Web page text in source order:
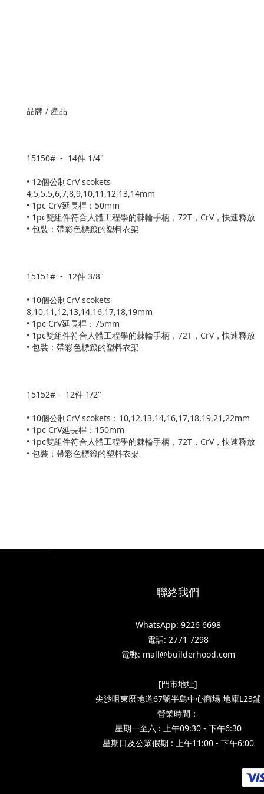
品牌 / 產品
15150# - 14件 1/4"
• 12個公制CrV scokets
4,5,5.5,6,7,8,9,10,11,12,13,14mm
• 1pc CrV延長桿：50mm
• 1pc雙組件符合人體工程學的棘輪手柄，72T，CrV，快速釋放
• 包裝：帶彩色標籤的塑料衣架
15151# - 12件 3/8"
• 10個公制CrV scokets
8,10,11,12,13,14,16,17,18,19mm
• 1pc CrV延長桿：75mm
• 1pc雙組件符合人體工程學的棘輪手柄，72T，CrV，快速釋放
• 包裝：帶彩色標籤的塑料衣架
15152# - 12件 1/2"
• 10個公制CrV scokets：10,12,13,14,16,17,18,19,21,22mm
• 1pc CrV延長桿：150mm
• 1pc雙組件符合人體工程學的棘輪手柄，72T，CrV，快速釋放
• 包裝：帶彩色標籤的塑料衣架
聯絡我們
WhatsApp: 9226 6698
電話: 2771 7298
電郵: mall@builderhood.com
[門市地址]
尖沙咀東麼地道67號半島中心商場 地庫L23舖
營業時間：
星期一至六 : 上午09:30 - 下午6:30
星期日及公眾假期 : 上午11:00 - 下午6:00